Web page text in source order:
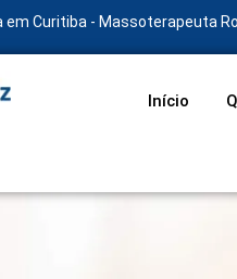
em Curitiba - Massoterapeuta
Início